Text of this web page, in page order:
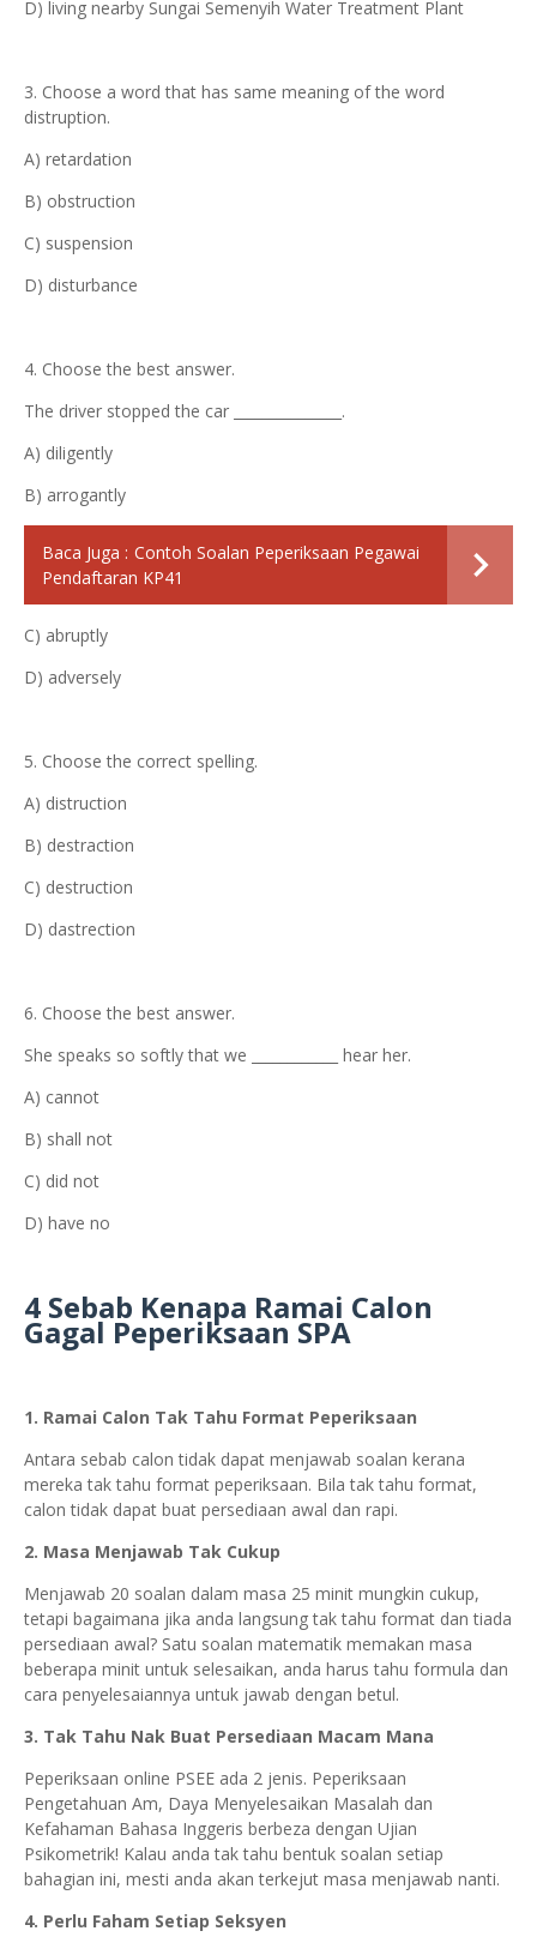
D) living nearby Sungai Semenyih Water Treatment Plant
3. Choose a word that has same meaning of the word
distruption.
A) retardation
B) obstruction
C) suspension
D) disturbance
4. Choose the best answer.
The driver stopped the car _______________.
A) diligently
B) arrogantly
Baca Juga : Contoh Soalan Peperiksaan Pegawai
Pendaftaran KP41
C) abruptly
D) adversely
5. Choose the correct spelling.
A) distruction
B) destraction
C) destruction
D) dastrection
6. Choose the best answer.
She speaks so softly that we ____________ hear her.
A) cannot
B) shall not
C) did not
D) have no
4 Sebab Kenapa Ramai Calon
Gagal Peperiksaan SPA
1. Ramai Calon Tak Tahu Format Peperiksaan
Antara sebab calon tidak dapat menjawab soalan kerana
mereka tak tahu format peperiksaan. Bila tak tahu format,
calon tidak dapat buat persediaan awal dan rapi.
2. Masa Menjawab Tak Cukup
Menjawab 20 soalan dalam masa 25 minit mungkin cukup,
tetapi bagaimana jika anda langsung tak tahu format dan tiada
persediaan awal? Satu soalan matematik memakan masa
beberapa minit untuk selesaikan, anda harus tahu formula dan
cara penyelesaiannya untuk jawab dengan betul.
3. Tak Tahu Nak Buat Persediaan Macam Mana
Peperiksaan online PSEE ada 2 jenis. Peperiksaan
Pengetahuan Am, Daya Menyelesaikan Masalah dan
Kefahaman Bahasa Inggeris berbeza dengan Ujian
Psikometrik! Kalau anda tak tahu bentuk soalan setiap
bahagian ini, mesti anda akan terkejut masa menjawab nanti.
4. Perlu Faham Setiap Seksyen